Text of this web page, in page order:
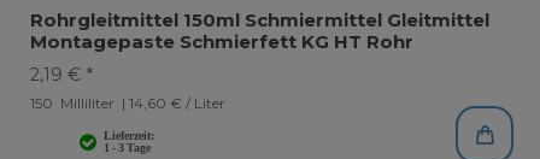
Rohrgleitmittel 150ml Schmiermittel Gleitmittel
Montagepaste Schmierfett KG HT Rohr
2,19 € *
150 Milliliter | 14,60 € / Liter